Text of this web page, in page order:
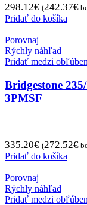
298.12€ (242.37€
Pridať do košíka
Porovnaj
Rýchly náhľad
Pridať medzi
Bridgestone
3PMSF
335.20€ (272.52€
Pridať do košíka
Porovnaj
Rýchly náhľad
Pridať medzi